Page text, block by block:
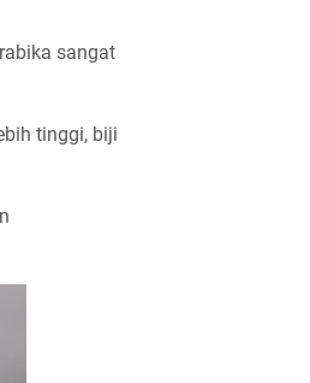
sangat
tinggi, biji